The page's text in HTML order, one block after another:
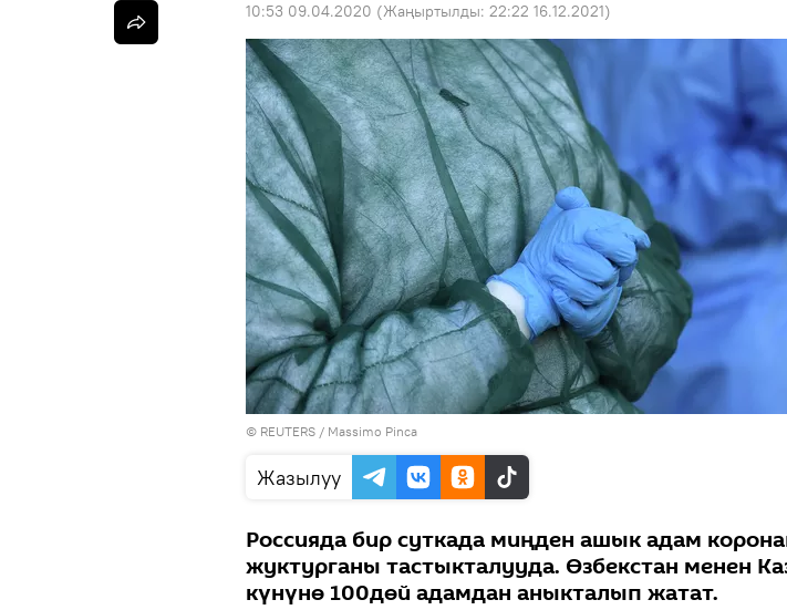
10:53 09.04.2020 (Жаңыртылды: 22:22 16.12.2021)
© REUTERS / Massimo Pinca
Жазылуу
Россияда бир суткада миңден ашык адам
жуктурганы тастыкталууда. Өзбекстан менен
күнүнө 100дөй адамдан аныкталып жатат.